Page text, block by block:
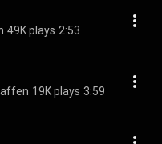
49K plays 2:53
19K plays 3:59